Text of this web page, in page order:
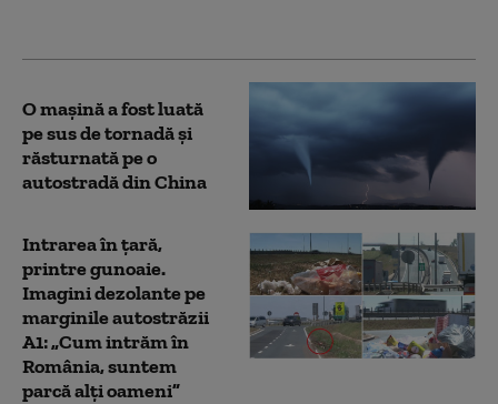
O mașină a fost luată
pe sus de tornadă și
răsturnată pe o
autostradă din China
Intrarea în țară,
printre gunoaie.
Imagini dezolante pe
marginile autostrăzii
A1: „Cum intrăm în
România, suntem
parcă alți oameni”